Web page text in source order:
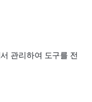
관리하여 도구를 전